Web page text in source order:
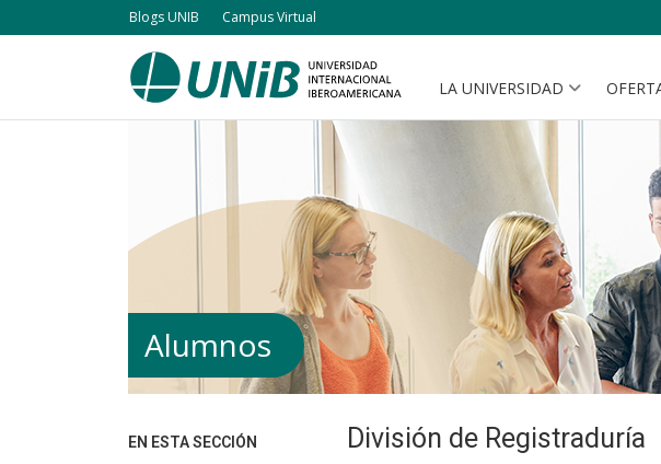
al
Blogs UNIB Campus Virtual
Navegación
principal
LA UNIVERSIDAD
EN ESTA SECCIÓN
Alumnos
División de Registraduría